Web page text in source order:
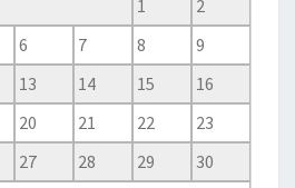
1
2
6 7 8
9
13 14 15
16
20 21 22
23
27 28 29
30